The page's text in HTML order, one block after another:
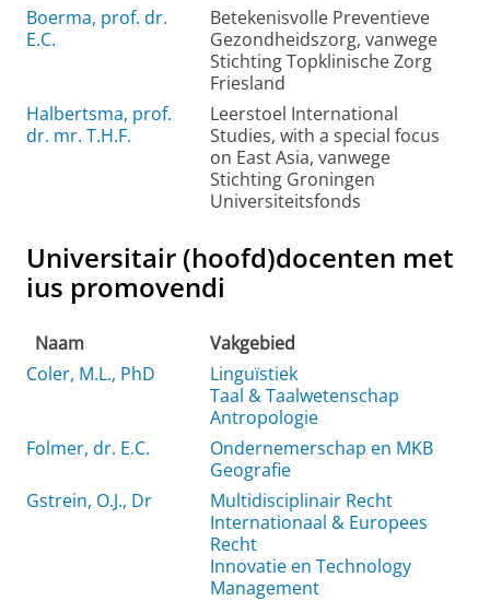
Boerma, prof. dr.
E.C.
Betekenisvolle Preventieve
Gezondheidszorg, vanwege
Stichting Topklinische Zorg
Friesland
Halbertsma, prof.
dr. mr. T.H.F.
Leerstoel International
Studies, with a special focus
on East Asia, vanwege
Stichting Groningen
Universiteitsfonds
Universitair (hoofd)docenten met
ius promovendi
Naam
Vakgebied
Coler, M.L., PhD
Linguïstiek
Taal & Taalwetenschap
Antropologie
Folmer, dr. E.C.
Ondernemerschap en MKB
Geografie
Gstrein, O.J., Dr
Multidisciplinair Recht
Internationaal & Europees
Recht
Innovatie en Technology
Management